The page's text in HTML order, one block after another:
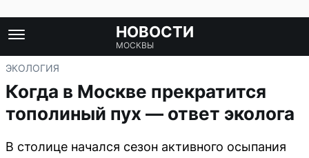
НОВОСТИ
МОСКВЫ
ЭКОЛОГИЯ
Когда в Москве прекратится
тополиный пух — ответ эколога
В столице начался сезон активного осыпания